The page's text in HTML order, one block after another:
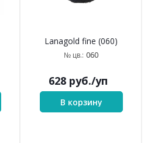
Lanagold fine (060)
№ цв.: 060
628 руб./уп
В корзину